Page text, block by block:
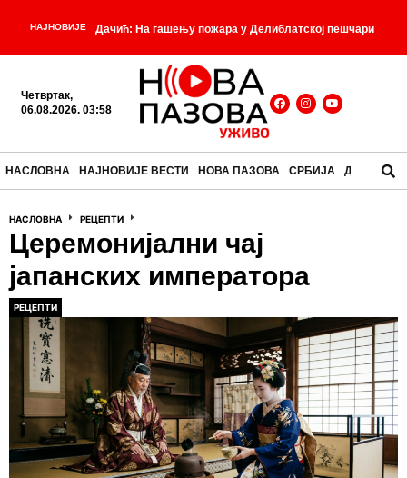
НАЈНОВИЈЕ Дачић: На гашењу пожара у Делиблатској пешчари
ангажовани сви капацитети МУП-а
из деветог века - Смањен притисак воде у Старој
Ботанички Холивуд
Вучићевог говора! Председник Србије јасно ставио
биле агресор на Србима! -
Четвртак,
06.08.2026. 03:58
НАСЛОВНА НАЈНОВИЈЕ ВЕСТИ НОВА ПАЗОВА СРБИЈА ДРУШТВО
НАСЛОВНА РЕЦЕПТИ
Церемонијални чај
јапанских императора
РЕЦЕПТИ